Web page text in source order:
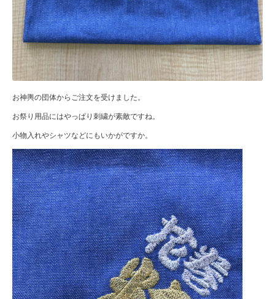
お神輿の団体からご注文を受けました。
お祭り用品にはやっぱり刺繍が素敵ですね。
小物入れやシャツなどにもいかがですか。